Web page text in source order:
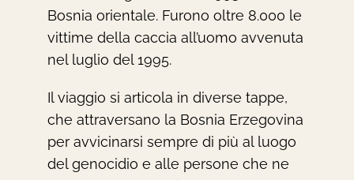
Bosnia orientale. Furono oltre 8.000 le
vittime della caccia all’uomo avvenuta
nel luglio del 1995.
Il viaggio si articola in diverse tappe,
che attraversano la Bosnia Erzegovina
per avvicinarsi sempre di più al luogo
del genocidio e alle persone che ne